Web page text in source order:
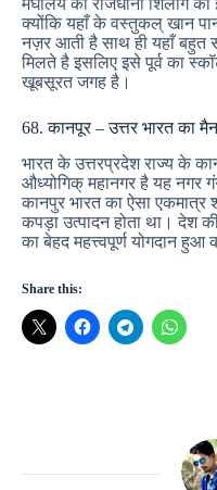
मेघालय की राजधानी शिलांग
क्योंकि यहाँ के वस्तुकल् खान
नज़र आती है साथ ही यहाँ बहुत
मिलते है इसलिए इसे पूर्व का
खूबसूरत जगह है।
68. कानपूर – उत्तर भारत का
भारत के उत्तरप्रदेश राज्‍य के
औध्योगिक् महानगर है यह नगर
कानपुर भारत का ऐसा एकमात्र
कपड़ा उत्पादन होता था। देश
का बेहद महत्त्वपूर्ण योगदान हुआ
Share this: